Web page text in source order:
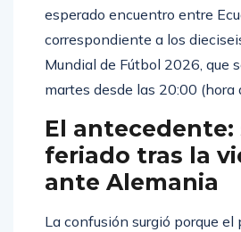
esperado encuentro entre
correspondiente a los
Mundial de Fútbol 2026, que
martes desde las 20:00 (hora
El antecedente:
feriado tras la
ante Alemania
La confusión surgió porque el